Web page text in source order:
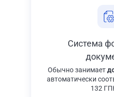
Система
Обычно занимает
автоматически
132